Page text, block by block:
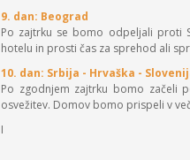
9. dan: Beograd
Po zajtrku se bomo odpeljali proti
hotelu in prosti čas za sprehod ali
10. dan: Srbija - Hrvaška -
Po zgodnjem zajtrku bomo začeli
osvežitev. Domov bomo prispeli v
I